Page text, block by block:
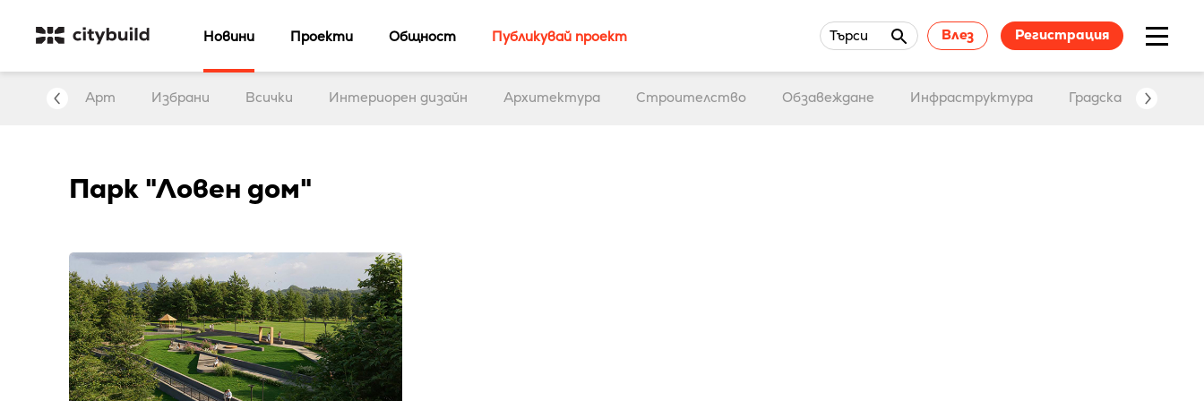
Новини Проекти Общност Публикувай проект Търси Влез Регистрация
Арт Избрани Всички Интериорен дизайн Архитектура Строителство Обзавеждане Инфраструктура Градска среда
Парк "Ловен дом"